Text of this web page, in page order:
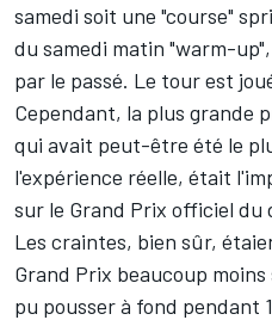
samedi soit une "course"
du samedi matin "warm-
par le passé. Le tour est
Cependant, la plus grande
qui avait peut-être été le
l'expérience réelle, était
sur le Grand Prix officiel du
Les craintes, bien sûr,
Grand Prix beaucoup
pu pousser à fond pendant